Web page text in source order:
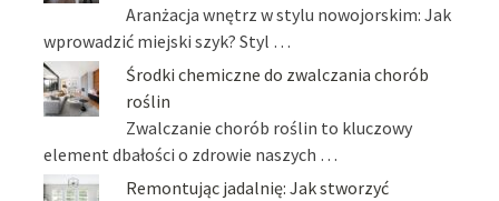
Aranżacja wnętrz w stylu nowojorskim: Jak
wprowadzić miejski szyk? Styl …
Środki chemiczne do zwalczania chorób
roślin
Zwalczanie chorób roślin to kluczowy
element dbałości o zdrowie naszych …
Remontując jadalnię: Jak stworzyć